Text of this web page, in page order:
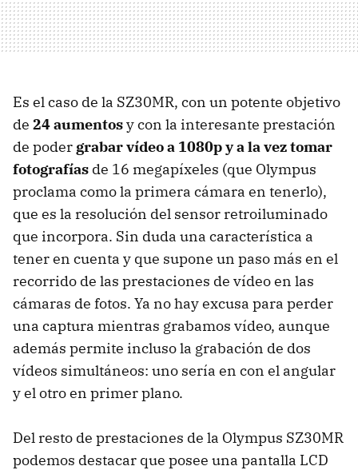
Es el caso de la SZ30MR, con un potente objetivo
de 24 aumentosy con la interesante prestación
de poder grabar vídeo a 1080p y a la vez tomar
fotografías de 16 megapíxeles (que Olympus
proclama como la primera cámara en tenerlo),
que es la resolución del sensor retroiluminado
que incorpora. Sin duda una característica a
tener en cuenta y que supone un paso más en el
recorrido de las prestaciones de vídeo en las
cámaras de fotos. Ya no hay excusa para perder
una captura mientras grabamos vídeo, aunque
además permite incluso la grabación de dos
vídeos simultáneos: uno sería en con el angular
y el otro en primer plano.
Del resto de prestaciones de la Olympus SZ30MR
podemos destacar que posee una pantalla LCD